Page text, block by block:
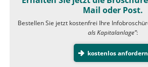
Mail oder Post.
Bestellen Sie jetzt kostenfrei Ihre
als Kapitalanlage”:
kostenlos anfordern